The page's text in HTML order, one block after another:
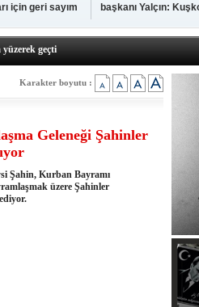
için geri sayım
başkanı Yalçın:
dönmek istiyor
yüzerek geçti
hayat kurtarıyor
köylerine dönmek
biri de sanal
Hattını Yeniliyor
kalan itfaiye eri öldü
hizmete açacağız
buldu
KDV alınmamalı
yükseldi
Karakter boyutu :
Geleneği Şahinler
Şahin, Kurban Bayramı
üzere Şahinler